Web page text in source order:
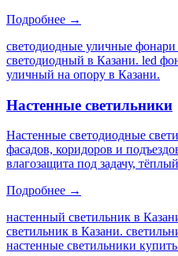
Подробнее →
светодиодные уличные
светодиодный в Казани. led
уличный на опору в Казани.
Настенные светильники
Настенные светодиодные
фасадов, коридоров и
влагозащита под задачу,
Подробнее →
настенный светильник в
светильник в Казани.
настенные светильники